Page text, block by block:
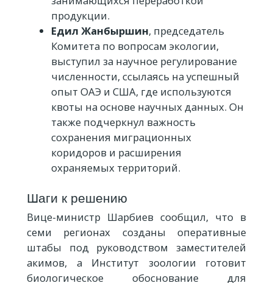
продукции.
Едил Жанбыршин, председатель
Комитета по вопросам экологии,
выступил за научное регулирование
численности, ссылаясь на успешный
опыт ОАЭ и США, где используются
квоты на основе научных данных. Он
также подчеркнул важность
сохранения миграционных
коридоров и расширения
охраняемых территорий.
Шаги к решению
Вице-министр Шарбиев сообщил, что в
семи регионах созданы оперативные
штабы под руководством заместителей
акимов, а Институт зоологии готовит
биологическое обоснование для